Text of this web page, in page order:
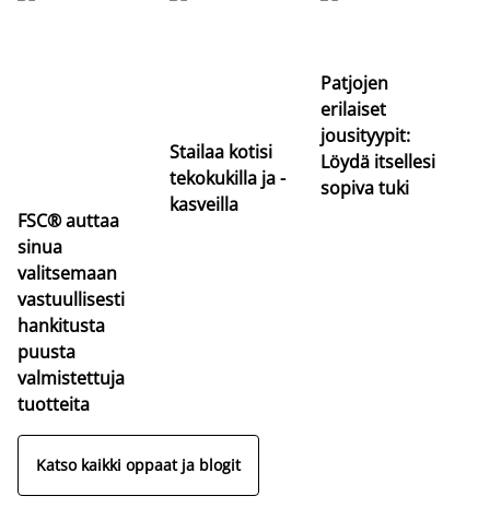
FSC® auttaa
sinua
valitsemaan
vastuullisesti
hankitusta
puusta
valmistettuja
tuotteita
Stailaa kotisi
tekokukilla ja -
kasveilla
Patjojen
erilaiset
jousityypit:
Löydä itsellesi
sopiva tuki
Katso kaikki oppaat ja blogit